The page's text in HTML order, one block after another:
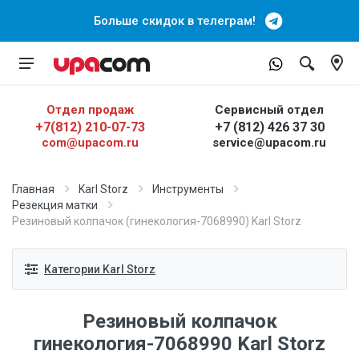
Больше скидок в телеграм!
Отдел продаж
+7(812) 210-07-73
com@upacom.ru
Сервисный отдел
+7 (812) 426 37 30
service@upacom.ru
Главная Karl Storz
Инструменты
Резекция матки
Резиновый колпачок (гинекология-7068990) Karl Storz
Категории Karl Storz
Резиновый колпачок
гинекология-7068990 Karl Storz